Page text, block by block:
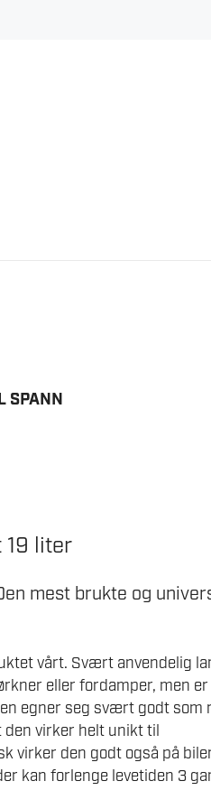
SPANN
19 liter
mest brukte og
vårt. Svært anvendelig
eller fordamper, men er
egner seg svært godt som
den virker helt unikt til
virker den godt også på
kan forlenge levetiden 3